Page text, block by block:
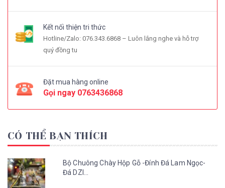
Kết nối thiện tri thức
Hotline/Zalo: 076.343.6868 – Luôn lắng nghe và hỗ trợ
quý đồng tu
Đặt mua hàng online
Gọi ngay 0763436868
CÓ THỂ BẠN THÍCH
Bộ Chuông Chày Hộp Gỗ -Đính Đá Lam Ngọc-
Đá DZI...